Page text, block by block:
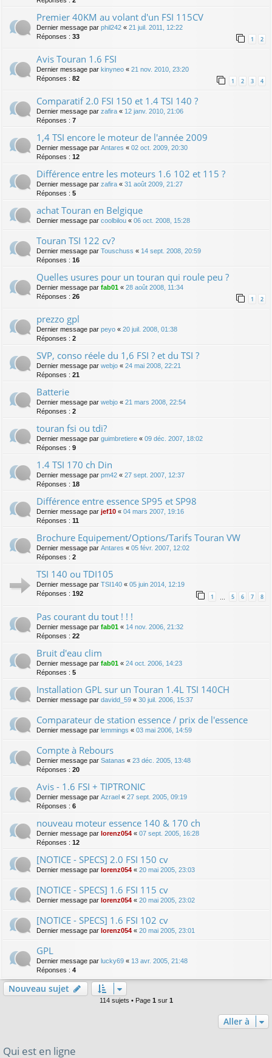
Premier 40KM au volant d'un FSI 115CV
Dernier message par phil242 « 21 juil. 2011, 12:22
Réponses : 33 1 2
Avis Touran 1.6 FSI
Dernier message par kinyneo « 21 nov. 2010, 23:20
Réponses : 82 1 2 3 4
Comparatif 2.0 FSI 150 et 1.4 TSI 140 ?
Dernier message par zafira « 12 janv. 2010, 21:06
Réponses : 7
1,4 TSI encore le moteur de l'année 2009
Dernier message par Antares « 02 oct. 2009, 20:30
Réponses : 12
Différence entre les moteurs 1.6 102 et 115 ?
Dernier message par zafira « 31 août 2009, 21:27
Réponses : 5
achat Touran en Belgique
Dernier message par coolbilou « 06 oct. 2008, 15:28
Touran TSI 122 cv?
Dernier message par Touschuss « 14 sept. 2008, 20:59
Réponses : 16
Quelles usures pour un touran qui roule peu ?
Dernier message par fab01 « 28 août 2008, 11:34
Réponses : 26 1 2
prezzo gpl
Dernier message par peyo « 20 juil. 2008, 01:38
Réponses : 2
SVP, conso réele du 1,6 FSI ? et du TSI ?
Dernier message par webjo « 24 mai 2008, 22:21
Réponses : 21
Batterie
Dernier message par webjo « 21 mars 2008, 22:54
Réponses : 2
touran fsi ou tdi?
Dernier message par guimbretiere « 09 déc. 2007, 18:02
Réponses : 9
1.4 TSI 170 ch Din
Dernier message par pm42 « 27 sept. 2007, 12:37
Réponses : 18
Différence entre essence SP95 et SP98
Dernier message par jef10 « 04 mars 2007, 19:16
Réponses : 11
Brochure Equipement/Options/Tarifs Touran VW
Dernier message par Antares « 05 févr. 2007, 12:02
Réponses : 2
TSI 140 ou TDI105
Dernier message par TSI140 « 05 juin 2014, 12:19
Réponses : 192 1 5 6 7 8
Pas courant du tout ! ! !
Dernier message par fab01 « 14 nov. 2006, 21:32
Réponses : 22
Bruit d'eau clim
Dernier message par fab01 « 24 oct. 2006, 14:23
Réponses : 5
Installation GPL sur un Touran 1.4L TSI 140CH
Dernier message par davidd_59 « 30 juil. 2006, 15:37
Comparateur de station essence / prix de l'essence
Dernier message par lemmings « 03 mai 2006, 14:59
Compte à Rebours
Dernier message par Satanas « 23 déc. 2005, 13:48
Réponses : 20
Avis - 1.6 FSI + TIPTRONIC
Dernier message par Azrael « 27 sept. 2005, 09:19
Réponses : 6
nouveau moteur essence 140 & 170 ch
Dernier message par lorenz054 « 07 sept. 2005, 16:28
Réponses : 12
[NOTICE - SPECS] 2.0 FSI 150 cv
Dernier message par lorenz054 « 20 mai 2005, 23:03
[NOTICE - SPECS] 1.6 FSI 115 cv
Dernier message par lorenz054 « 20 mai 2005, 23:02
[NOTICE - SPECS] 1.6 FSI 102 cv
Dernier message par lorenz054 « 20 mai 2005, 23:01
GPL
Dernier message par lucky69 « 13 avr. 2005, 21:48
Réponses : 4
Nouveau sujet
114 sujets • Page 1 sur 1
Aller à
Qui est en ligne